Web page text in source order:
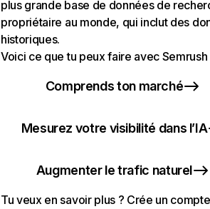
plus grande base de données de
propriétaire au monde, qui inclut des
historiques.
Voici ce que tu peux faire avec Semrush
Comprends ton marché
Mesurez votre visibilité dans l’IA
Augmenter le trafic naturel
Tu veux en savoir plus ? Crée un compte